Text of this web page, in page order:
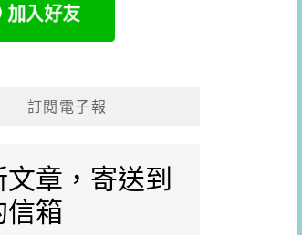
訂閱電子報
文章，寄送到
箱